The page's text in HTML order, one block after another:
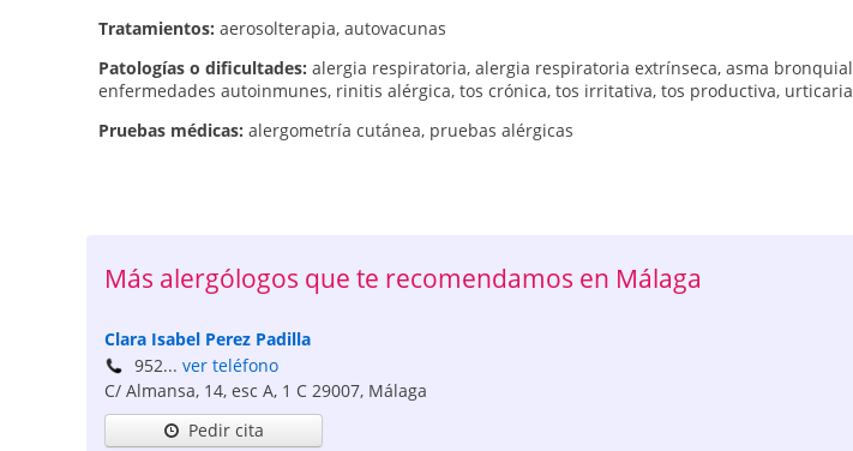
Tratamientos: aerosolterapia, autovacunas
Patologí­as o dificultades: alergia respiratoria, alergia respiratoria extrínseca, asma bronquial
enfermedades autoinmunes, rinitis alérgica, tos crónica, tos irritativa, tos productiva, urticaria
Pruebas médicas: alergometría cutánea, pruebas alérgicas
Más alergólogos que te recomendamos en Málaga
Clara Isabel Perez Padilla
952... ver teléfono
C/ Almansa, 14, esc A, 1 C 29007, Málaga
Pedir cita